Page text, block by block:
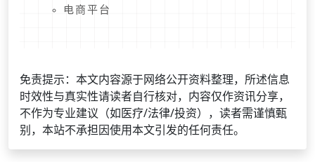
电商平台
免责提示：本文内容源于网络公开资料整理，所述信息
时效性与真实性请读者自行核对，内容仅作资讯分享，
不作为专业建议（如医疗/法律/投资），读者需谨慎甄
别，本站不承担因使用本文引发的任何责任。